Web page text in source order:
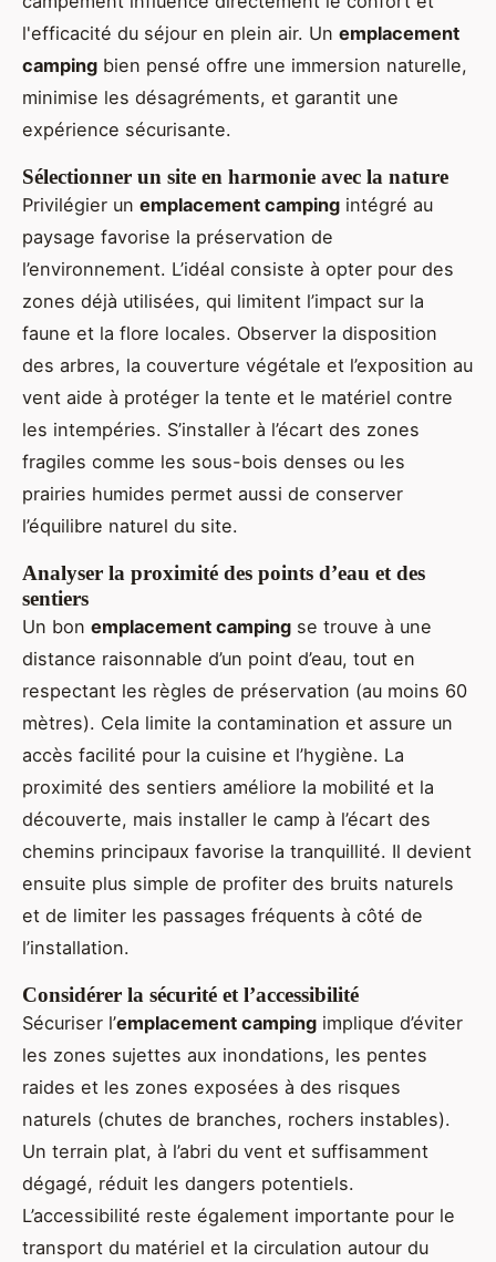
l'efficacité du séjour en plein air. Un emplacement
camping bien pensé offre une immersion naturelle,
minimise les désagréments, et garantit une
expérience sécurisante.
Sélectionner un site en harmonie avec la nature
Privilégier un emplacement camping intégré au
paysage favorise la préservation de
l’environnement. L’idéal consiste à opter pour des
zones déjà utilisées, qui limitent l’impact sur la
faune et la flore locales. Observer la disposition
des arbres, la couverture végétale et l’exposition au
vent aide à protéger la tente et le matériel contre
les intempéries. S’installer à l’écart des zones
fragiles comme les sous-bois denses ou les
prairies humides permet aussi de conserver
l’équilibre naturel du site.
Analyser la proximité des points d’eau et des
sentiers
Un bon emplacement camping se trouve à une
distance raisonnable d’un point d’eau, tout en
respectant les règles de préservation (au moins 60
mètres). Cela limite la contamination et assure un
accès facilité pour la cuisine et l’hygiène. La
proximité des sentiers améliore la mobilité et la
découverte, mais installer le camp à l’écart des
chemins principaux favorise la tranquillité. Il devient
ensuite plus simple de profiter des bruits naturels
et de limiter les passages fréquents à côté de
l’installation.
Considérer la sécurité et l’accessibilité
Sécuriser l’emplacement camping implique d’éviter
les zones sujettes aux inondations, les pentes
raides et les zones exposées à des risques
naturels (chutes de branches, rochers instables).
Un terrain plat, à l’abri du vent et suffisamment
dégagé, réduit les dangers potentiels.
L’accessibilité reste également importante pour le
transport du matériel et la circulation autour du